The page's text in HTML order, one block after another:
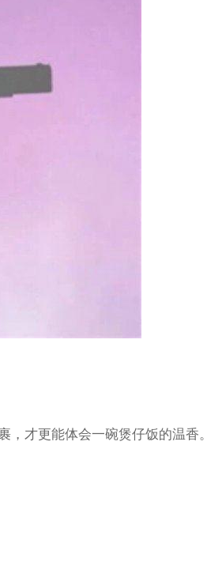
才更能体会一碗煲仔饭的温香。